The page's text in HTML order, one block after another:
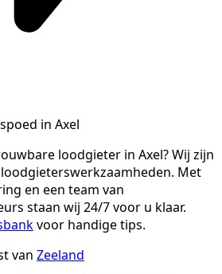
in Axel
loodgieter in Axel? Wij zijn
Met
en een team van
staan wij 24/7 voor u klaar.
voor handige tips.
van Zeeland